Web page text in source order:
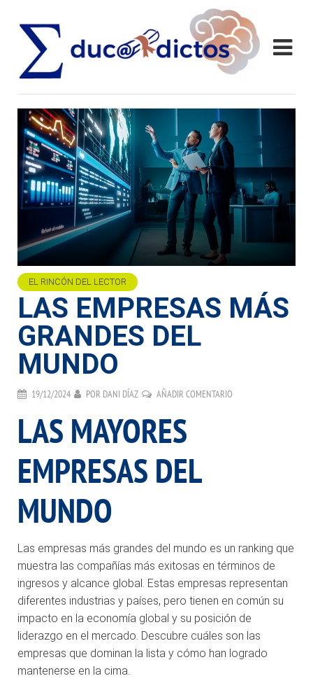
EL RINCÓN DEL LECTOR
LAS EMPRESAS MÁS
GRANDES DEL
MUNDO
19/12/2024 POR DANI DÍAZ AÑADIR COMENTARIO
LAS MAYORES
EMPRESAS DEL
MUNDO
Las empresas más grandes del mundo es un ranking que
muestra las compañías más exitosas en términos de
ingresos y alcance global. Estas empresas representan
diferentes industrias y países, pero tienen en común su
impacto en la economía global y su posición de
liderazgo en el mercado. Descubre cuáles son las
empresas que dominan la lista y cómo han logrado
mantenerse en la cima.